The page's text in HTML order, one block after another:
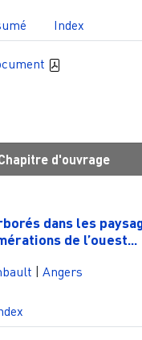
Index
d'ouvrage
dans les
de l’ouest...
| Angers